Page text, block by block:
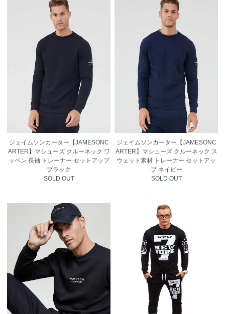
ジェイムソンカーター【JAMESONC
ARTER】マシューズ クルーネック ワ
ッペン 長袖 トレーナー セットアップ
ブラック
SOLD OUT
ジェイムソンカーター【JAMESONC
ARTER】マシューズ クルーネック ス
ウェット素材 トレーナー セットアッ
プ ネイビー
SOLD OUT